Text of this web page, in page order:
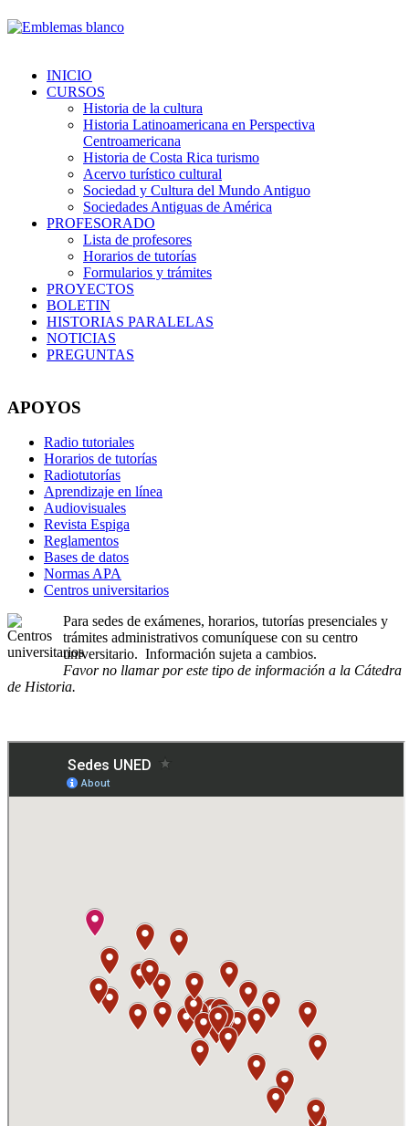
INICIO
CURSOS
Historia de la cultura
Historia Latinoamericana en Perspectiva
Centroamericana
Historia de Costa Rica turismo
Acervo turístico cultural
Sociedad y Cultura del Mundo Antiguo
Sociedades Antiguas de América
PROFESORADO
Lista de profesores
Horarios de tutorías
Formularios y trámites
PROYECTOS
BOLETIN
HISTORIAS PARALELAS
NOTICIAS
PREGUNTAS
APOYOS
Radio tutoriales
Horarios de tutorías
Radiotutorías
Aprendizaje en línea
Audiovisuales
Revista Espiga
Reglamentos
Bases de datos
Normas APA
Centros universitarios
Para sedes de exámenes, horarios, tutorías presenciales y
trámites administrativos comuníquese con su centro
universitario. Información sujeta a cambios.
Favor no llamar por este tipo de información a la Cátedra
de Historia.